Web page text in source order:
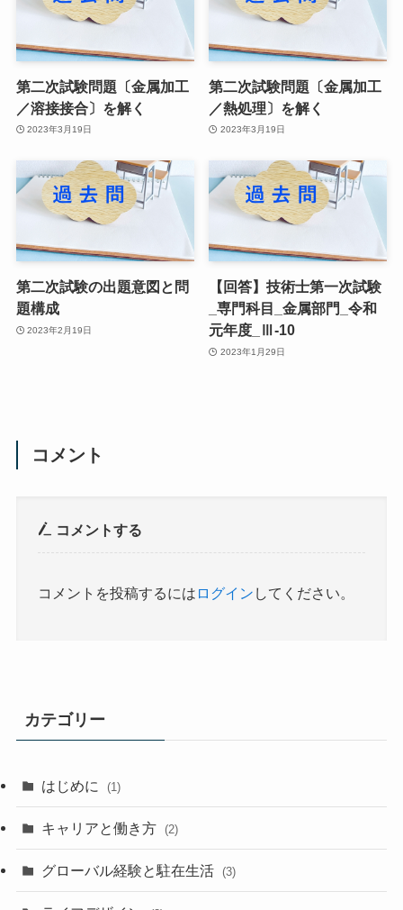
第二次試験問題〔金属加工
／溶接接合〕を解く
2023年3月19日
第二次試験問題〔金属加工
／熱処理〕を解く
2023年3月19日
第二次試験の出題意図と問
題構成
2023年2月19日
【回答】技術士第一次試験
_専門科目_金属部門_令和
元年度_Ⅲ-10
2023年1月29日
コメント
コメントする
コメントを投稿するには ログイン してください。
カテゴリー
はじめに (1)
キャリアと働き方 (2)
グローバル経験と駐在生活 (3)